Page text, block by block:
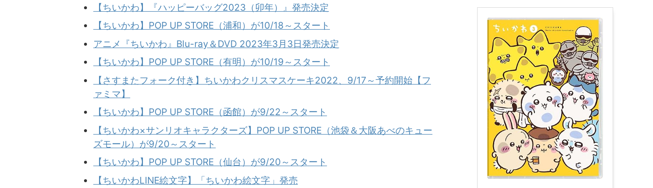
【ちいかわ】『ハッピーバッグ2023（卯年）』発売決定
【ちいかわ】POP UP STORE（浦和）が10/18～スタート
アニメ『ちいかわ』Blu-ray＆DVD 2023年3月3日発売決定
【ちいかわ】POP UP STORE（有明）が10/19～スタート
【さすまたフォーク付き】ちいかわクリスマスケーキ2022、9/17～予約開始【フ
ァミマ】
【ちいかわ】POP UP STORE（函館）が9/22～スタート
【ちいかわ×サンリオキャラクターズ】POP UP STORE（池袋＆大阪あべのキュー
ズモール）が9/20～スタート
【ちいかわ】POP UP STORE（仙台）が9/20～スタート
【ちいかわLINE絵文字】「ちいかわ絵文字」発売